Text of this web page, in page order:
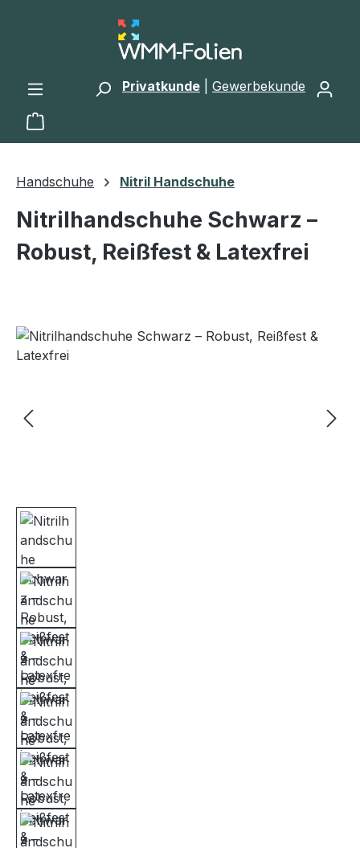
Zum Hauptinhalt springen
Privatkunde Gewerbekunde
Warenkorb enthält 0 Positionen. Der
Handschuhe Nitril Handschuhe
Nitrilhandschuhe Schwarz –
Robust, Reißfest & Latexfrei
Bildergalerie überspringen